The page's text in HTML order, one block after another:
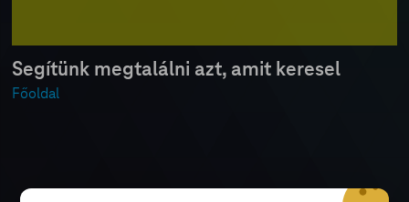
Segítünk megtalálni azt, amit keresel
Főoldal